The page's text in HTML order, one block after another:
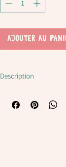
AJOUTER AU
Description
s’emboitent